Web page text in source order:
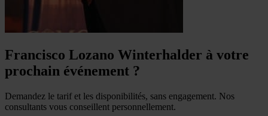
Francisco Lozano Winterhalder à votre
prochain événement ?
Demandez le tarif et les disponibilités, sans engagement. Nos
consultants vous conseillent personnellement.